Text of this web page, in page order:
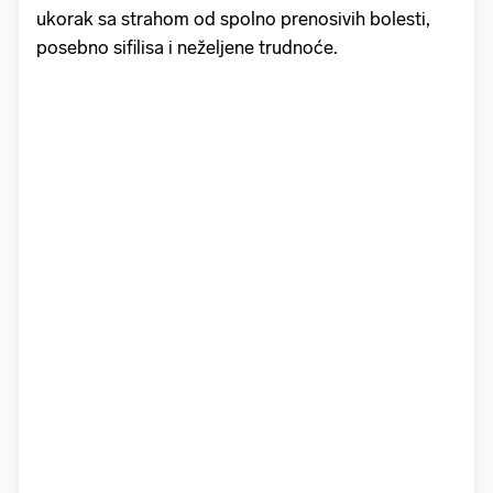
ukorak sa strahom od spolno prenosivih bolesti,
posebno sifilisa i neželjene trudnoće.